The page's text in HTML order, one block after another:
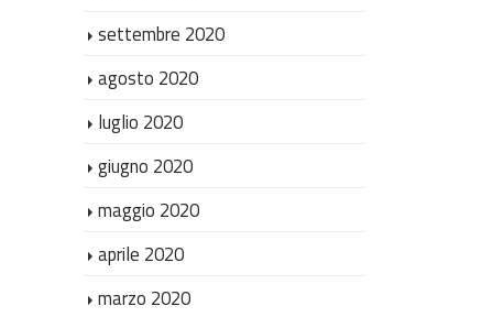
settembre 2020
agosto 2020
luglio 2020
giugno 2020
maggio 2020
aprile 2020
marzo 2020